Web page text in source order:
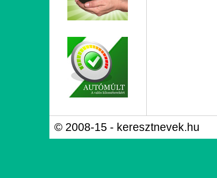
© 2008-15 - keresztnevek.hu